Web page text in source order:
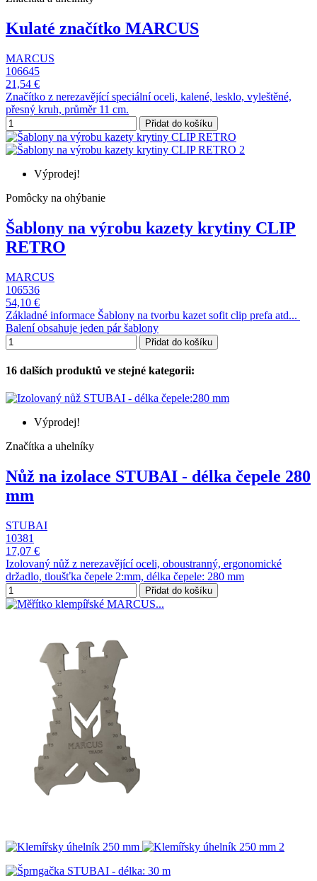
Kulaté značítko MARCUS
MARCUS
106645
21,54 €
Značítko z nerezavějící speciální oceli, kalené, lesklo, vyleštěné,
přesný kruh, průměr 11 cm.
Přidat do košíku
Výprodej!
Pomôcky na ohýbanie
Šablony na výrobu kazety krytiny CLIP
RETRO
MARCUS
106536
54,10 €
Základné informace Šablony na tvorbu kazet sofit clip prefa atd...
Balení obsahuje jeden pár šablony
Přidat do košíku
16 dalších produktů ve stejné kategorii:
Výprodej!
Značítka a uhelníky
Nůž na izolace STUBAI - délka čepele 280
mm
STUBAI
10381
17,07 €
Izolovaný nůž z nerezavějící oceli, oboustranný, ergonomické
držadlo, tloušťka čepele 2:mm, délka čepele: 280 mm
Přidat do košíku